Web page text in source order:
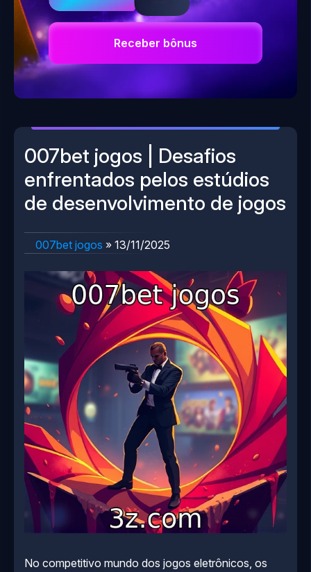
Receber bônus
007bet jogos | Desafios
enfrentados pelos estúdios
de desenvolvimento de jogos
007bet jogos » 13/11/2025
No competitivo mundo dos jogos eletrônicos, os